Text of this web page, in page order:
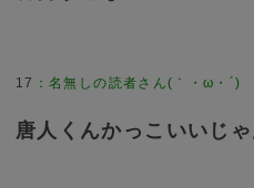
17 ：名無しの読者さん(｀・ω・´)
唐人くんかっこいいじ